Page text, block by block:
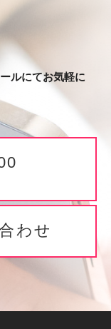
ルにてお気軽に
わせ